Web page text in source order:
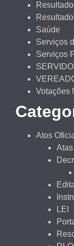
Saúde
Serviços
Serviços
Votações
Atos
Atas
LEI